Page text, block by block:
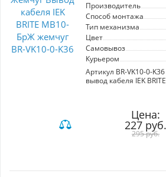
Производитель
Способ монтажа
Тип механизма
Цвет
Самовывоз
Курьером
Артикул BR-VK10-0-
вывод кабеля IEK
электроустановочных
производителя IEK.
объединяет в себе
надежную
отличным выбором
коммерческих
долговечность и
Цена:
227 руб.
295 руб.